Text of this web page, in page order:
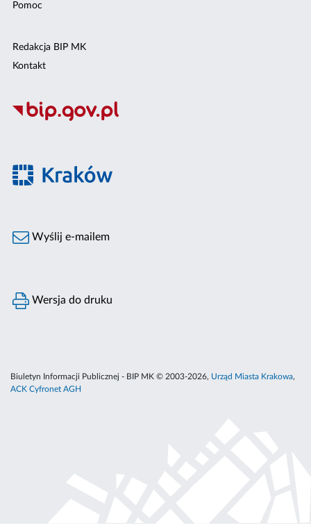
Pomoc
Redakcja BIP MK
Kontakt
Wyślij e-mailem
Wersja do druku
Biuletyn Informacji Publicznej - BIP MK © 2003-2026, Urząd Miasta Krakowa,
ACK Cyfronet AGH